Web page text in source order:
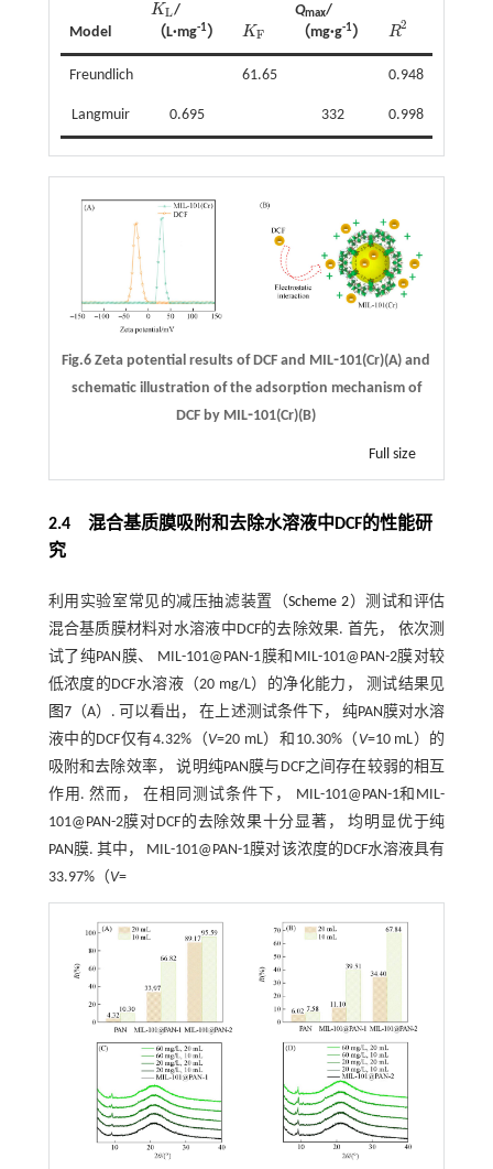
Model
KL
KL
/
（L·mg-1） KF
KF
Qmax/
（mg·g-1） R2
R2
Freundlich 61.65 0.948
Langmuir 0.695 332 0.998
Fig.6 Zeta potential results of DCF and MIL⁃101(Cr)(A) and
schematic illustration of the adsorption mechanism of
DCF by MIL⁃101(Cr)(B)
Full size
2.4 混合基质膜吸附和去除水溶液中DCF的性能研
究
利用实验室常见的减压抽滤装置（Scheme 2）测试和评估
混合基质膜材料对水溶液中DCF的去除效果. 首先， 依次测
试了纯PAN膜、 MIL-101@PAN-1膜和MIL-101@PAN-2膜对较
低浓度的DCF水溶液（20 mg/L）的净化能力， 测试结果见
图7（A）. 可以看出， 在上述测试条件下， 纯PAN膜对水溶
液中的DCF仅有4.32%（ V=20 mL）和10.30%（ V=10 mL）的
吸附和去除效率， 说明纯PAN膜与DCF之间存在较弱的相互
作用. 然而， 在相同测试条件下， MIL-101@PAN-1和MIL-
101@PAN-2膜对DCF的去除效果十分显著， 均明显优于纯
PAN膜. 其中， MIL-101@PAN-1膜对该浓度的DCF水溶液具有
33.97%（ V=